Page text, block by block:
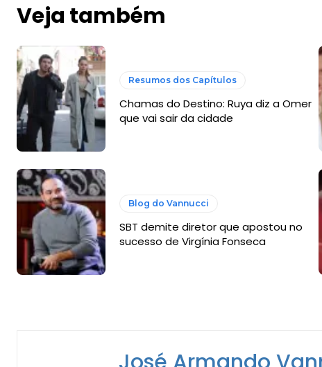
Veja também
Resumos dos Capítulos
Chamas do Destino: Ruya diz a Omer
que vai sair da cidade
Blog do Vannucci
SBT demite diretor que apostou no
sucesso de Virgínia Fonseca